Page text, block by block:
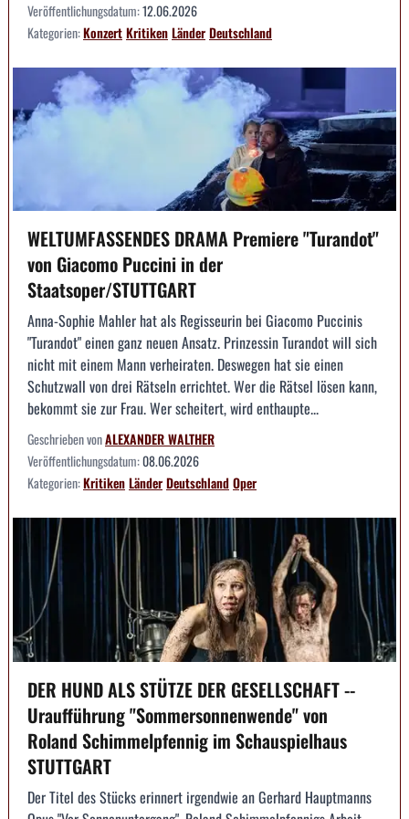
Veröffentlichungsdatum:12.06.2026
Kategorien:KonzertKritikenLänderDeutschland
WELTUMFASSENDES DRAMA Premiere "Turandot"
von Giacomo Puccini in der
Staatsoper/STUTTGART
Anna-Sophie Mahler hat als Regisseurin bei Giacomo Puccinis
"Turandot" einen ganz neuen Ansatz. Prinzessin Turandot will sich
nicht mit einem Mann verheiraten. Deswegen hat sie einen
Schutzwall von drei Rätseln errichtet. Wer die Rätsel lösen kann,
bekommt sie zur Frau. Wer scheitert, wird enthaupte...
Geschrieben vonALEXANDER WALTHER
Veröffentlichungsdatum:08.06.2026
Kategorien:KritikenLänderDeutschlandOper
DER HUND ALS STÜTZE DER GESELLSCHAFT --
Uraufführung "Sommersonnenwende" von
Roland Schimmelpfennig im Schauspielhaus
STUTTGART
Der Titel des Stücks erinnert irgendwie an Gerhard Hauptmanns